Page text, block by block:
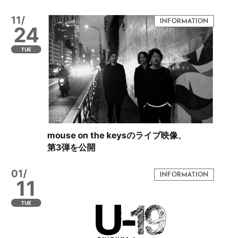
11/
24
TUE
mouse on the keysのライブ映像、
第3弾を公開
01/
11
TUE